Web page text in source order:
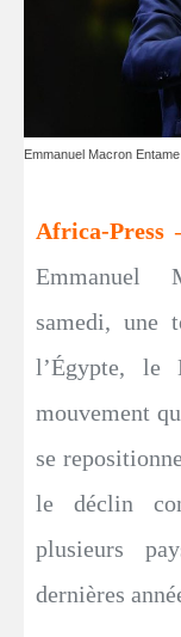
Emmanuel Macron
Africa-Press
Emmanuel
samedi, une
l’Égypte, le
mouvement
se
le déclin
plusieurs
dernières